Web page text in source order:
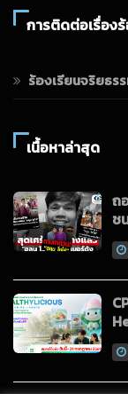
การติดต่อเรื่อง
ร้องเรียนจริยธร
เนื้อหาล่าสุด
ถ
ช